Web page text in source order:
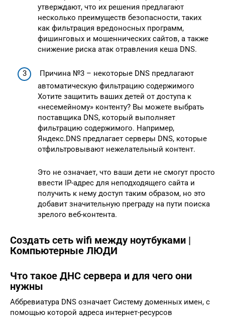
утверждают, что их решения предлагают
несколько преимуществ безопасности, таких
как фильтрация вредоносных программ,
фишинговых и мошеннических сайтов, а также
снижение риска атак отравления кеша DNS.
Причина №3 – некоторые DNS предлагают
автоматическую фильтрацию содержимого
Хотите защитить ваших детей от доступа к
«несемейному» контенту? Вы можете выбрать
поставщика DNS, который выполняет
фильтрацию содержимого. Например,
Яндекс.DNS предлагает серверы DNS, которые
отфильтровывают нежелательный контент.
Это не означает, что ваши дети не смогут просто
ввести IP-адрес для неподходящего сайта и
получить к нему доступ таким образом, но это
добавит значительную преграду на пути поиска
зрелого веб-контента.
Создать сеть wifi между ноутбуками |
Компьютерные ЛЮДИ
Что такое ДНС сервера и для чего они
нужны
Аббревиатура DNS означает Систему доменных имен, с
помощью которой адреса интернет-ресурсов